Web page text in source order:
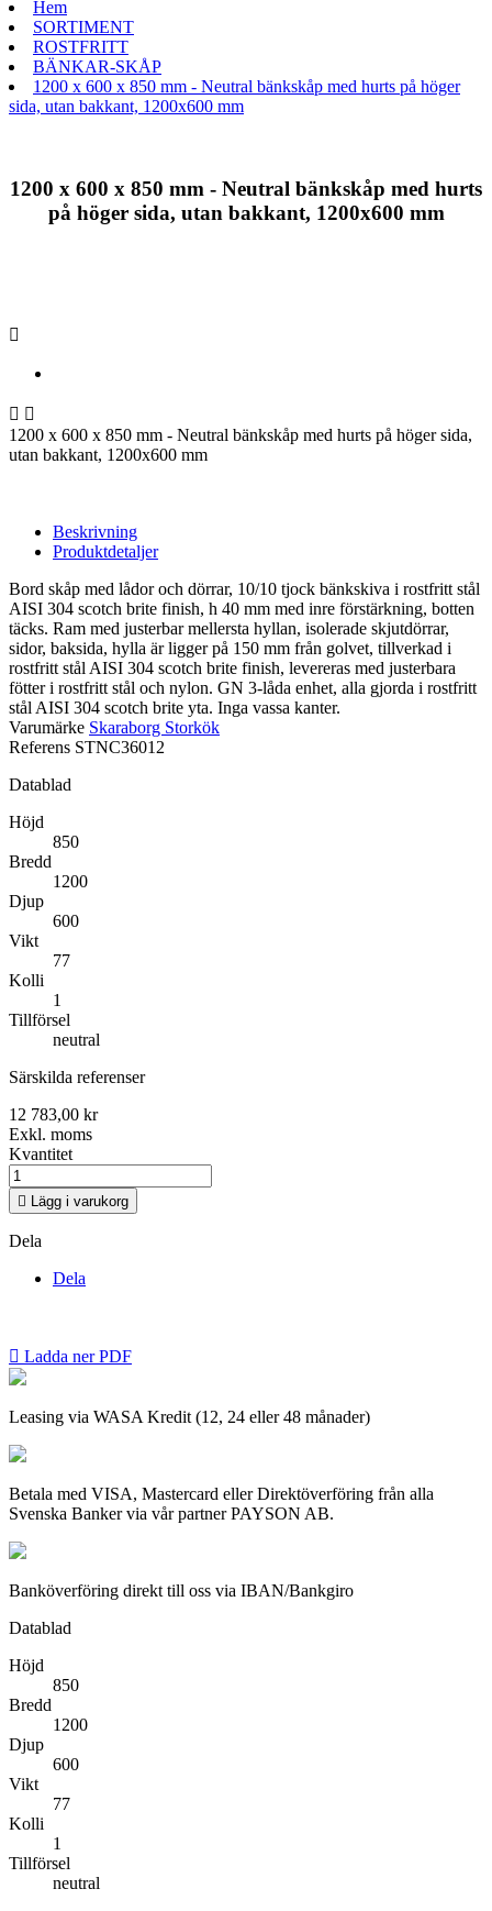
Hem
SORTIMENT
ROSTFRITT
BÄNKAR-SKÅP
1200 x 600 x 850 mm - Neutral bänkskåp med hurts på höger
sida, utan bakkant, 1200x600 mm
1200 x 600 x 850 mm - Neutral bänkskåp med hurts
på höger sida, utan bakkant, 1200x600 mm

 
1200 x 600 x 850 mm - Neutral bänkskåp med hurts på höger sida,
utan bakkant, 1200x600 mm
Beskrivning
Produktdetaljer
Bord skåp med lådor och dörrar, 10/10 tjock bänkskiva i rostfritt stål
AISI 304 scotch brite finish, h 40 mm med inre förstärkning, botten
täcks. Ram med justerbar mellersta hyllan, isolerade skjutdörrar,
sidor, baksida, hylla är ligger på 150 mm från golvet, tillverkad i
rostfritt stål AISI 304 scotch brite finish, levereras med justerbara
fötter i rostfritt stål och nylon. GN 3-låda enhet, alla gjorda i rostfritt
stål AISI 304 scotch brite yta. Inga vassa kanter.
Varumärke Skaraborg Storkök
Referens STNC36012
Datablad
Höjd
850
Bredd
1200
Djup
600
Vikt
77
Kolli
1
Tillförsel
neutral
Särskilda referenser
12 783,00 kr
Exkl. moms
Kvantitet
 Lägg i varukorg
Dela
Dela
 Ladda ner PDF
Leasing via WASA Kredit (12, 24 eller 48 månader)
Betala med VISA, Mastercard eller Direktöverföring från alla
Svenska Banker via vår partner PAYSON AB.
Banköverföring direkt till oss via IBAN/Bankgiro
Datablad
Höjd
850
Bredd
1200
Djup
600
Vikt
77
Kolli
1
Tillförsel
neutral